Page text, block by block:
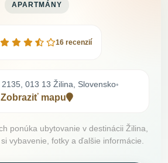
APARTMÁNY
16 recenzií
013 13 Žilina, Slovensko•
Zobraziť mapu
ponúka ubytovanie v destinácii Žilina,
vybavenie, fotky a ďalšie informácie.